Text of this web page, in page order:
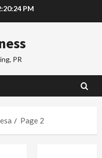
PM
PR
Page 2